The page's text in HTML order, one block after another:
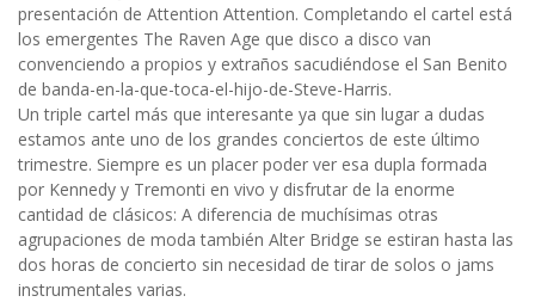
presentación de Attention Attention. Completando el cartel está
los emergentes The Raven Age que disco a disco van
convenciendo a propios y extraños sacudiéndose el San Benito
de banda-en-la-que-toca-el-hijo-de-Steve-Harris.
Un triple cartel más que interesante ya que sin lugar a dudas
estamos ante uno de los grandes conciertos de este último
trimestre. Siempre es un placer poder ver esa dupla formada
por Kennedy y Tremonti en vivo y disfrutar de la enorme
cantidad de clásicos: A diferencia de muchísimas otras
agrupaciones de moda también Alter Bridge se estiran hasta las
dos horas de concierto sin necesidad de tirar de solos o jams
instrumentales varias.